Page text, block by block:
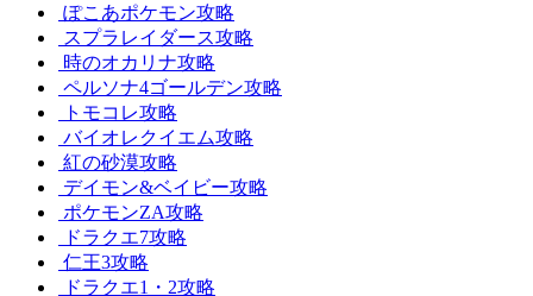
ぽこあポケモン攻略
スプラレイダース攻略
時のオカリナ攻略
ペルソナ4ゴールデン攻略
トモコレ攻略
バイオレクイエム攻略
紅の砂漠攻略
デイモン&ベイビー攻略
ポケモンZA攻略
ドラクエ7攻略
仁王3攻略
ドラクエ1・2攻略